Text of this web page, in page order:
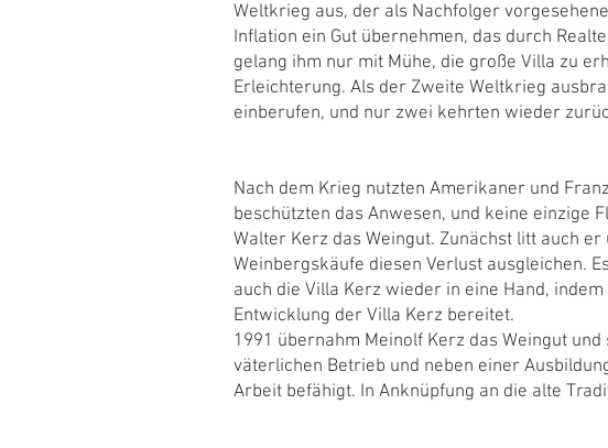
Weltkrieg aus, der als Nachfolger
Inflation ein Gut übernehmen, das durch
gelang ihm nur mit Mühe, die große Villa zu
Erleichterung. Als der Zweite Weltkrieg
einberufen, und nur zwei kehrten wieder
Nach dem Krieg nutzten Amerikaner und
beschützten das Anwesen, und keine einzige
Walter Kerz das Weingut. Zunächst litt auch
Weinbergskäufe diesen Verlust ausgleichen.
auch die Villa Kerz wieder in eine Hand,
Entwicklung der Villa Kerz bereitet.
1991 übernahm Meinolf Kerz das Weingut
väterlichen Betrieb und neben einer
Arbeit befähigt. In Anknüpfung an die alte